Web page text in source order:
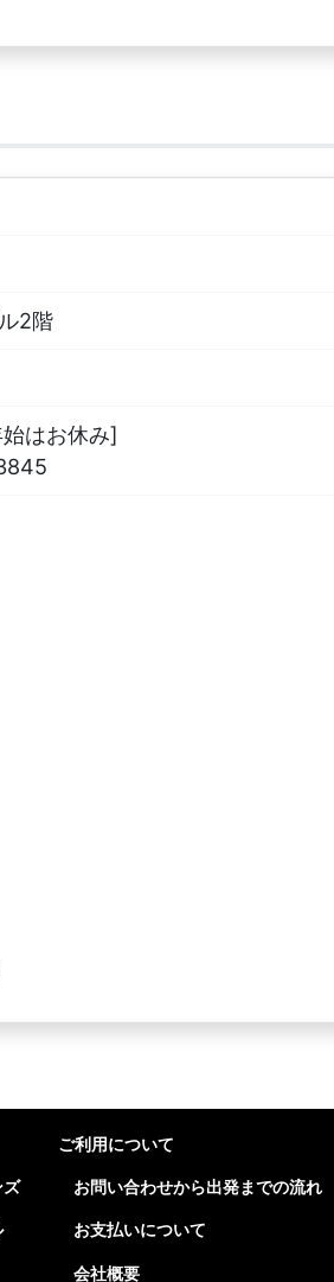
2階
はお休み]
ズ
ご利用について
お問い合わせから出発までの流れ
お支払いについて
会社概要